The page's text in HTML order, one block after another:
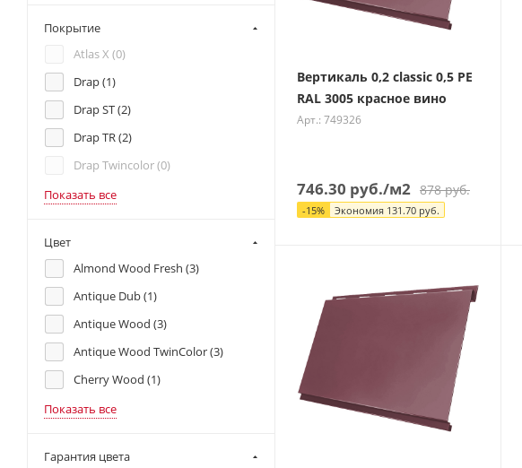
Вертикаль 0,2 classic 0,5 PE
RAL 3005 красное вино
Арт.: 749326
746.30 руб./м2 878руб.
-15% Экономия 131.70 руб.
Покрытие
Atlas X (0)
Drap (1)
Drap ST (2)
Drap TR (2)
Drap Twincolor (0)
Показать все
Цвет
Almond Wood Fresh (3)
Antique Dub (1)
Antique Wood (3)
Antique Wood TwinColor (3)
Cherry Wood (1)
Показать все
Гарантия цвета